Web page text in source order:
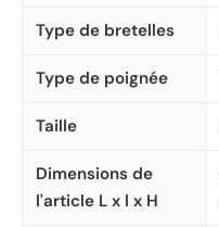
Type de bretelles
Type de poignée
Taille
Dimensions de
l'article L x l x H